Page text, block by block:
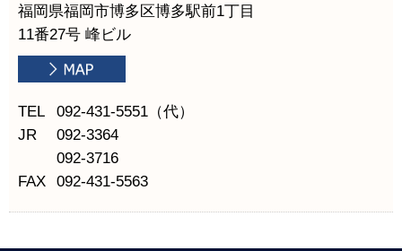
福岡県福岡市博多区博多駅前1丁目
11番27号 峰ビル
TEL
092-431-5551（代）
JR
092-3364
092-3716
FAX
092-431-5563